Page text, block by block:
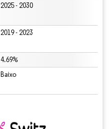
2025 - 2030
2019 - 2023
4.69%
Baixo